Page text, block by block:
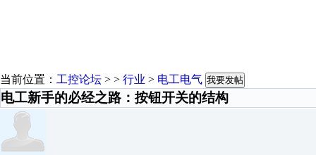
当前位置： 工控论坛 > > 行业 > 电工电气 我要发帖
电工新手的必经之路：按钮开关的结构